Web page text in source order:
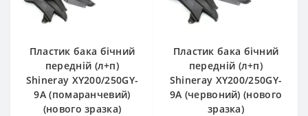
Пластик бака бічний
передній (л+п)
Shineray XY200/250GY-
9A (помаранчевий)
(нового зразка)
Пластик бака бічний
передній (л+п)
Shineray XY200/250GY-
9A (червоний) (нового
зразка)